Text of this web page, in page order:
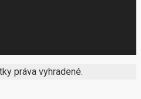
práva vyhradené.